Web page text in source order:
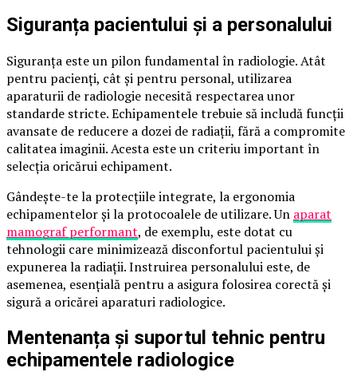
Siguranța pacientului și a personalului
Siguranța este un pilon fundamental în radiologie. Atât
pentru pacienți, cât și pentru personal, utilizarea
aparaturii de radiologie necesită respectarea unor
standarde stricte. Echipamentele trebuie să includă funcții
avansate de reducere a dozei de radiații, fără a compromite
calitatea imaginii. Acesta este un criteriu important în
selecția oricărui echipament.
Gândește-te la protecțiile integrate, la ergonomia
echipamentelor și la protocoalele de utilizare. Un aparat
mamograf performant, de exemplu, este dotat cu
tehnologii care minimizează disconfortul pacientului și
expunerea la radiații. Instruirea personalului este, de
asemenea, esențială pentru a asigura folosirea corectă și
sigură a oricărei aparaturi radiologice.
Mentenanța și suportul tehnic pentru
echipamentele radiologice